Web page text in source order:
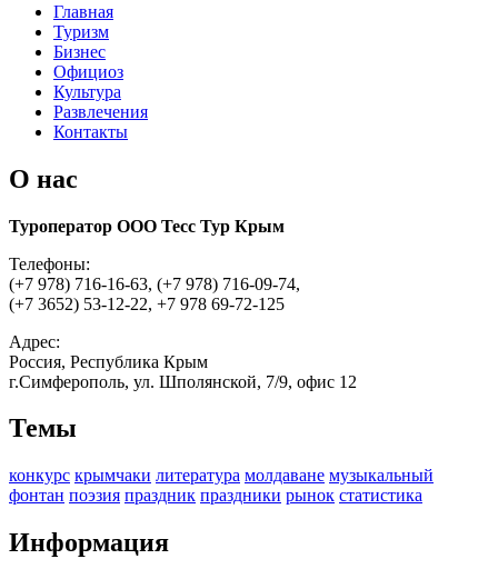
Главная
Туризм
Бизнес
Официоз
Культура
Развлечения
Контакты
О нас
Туроператор ООО Тесс Тур Крым
Телефоны:
(+7 978) 716-16-63, (+7 978) 716-09-74,
(+7 3652) 53-12-22, +7 978 69-72-125
Адрес:
Россия, Республика Крым
г.Симферополь, ул. Шполянской, 7/9, офис 12
Темы
конкурс крымчаки литература молдаване музыкальный
фонтан поэзия праздник праздники рынок статистика
Информация